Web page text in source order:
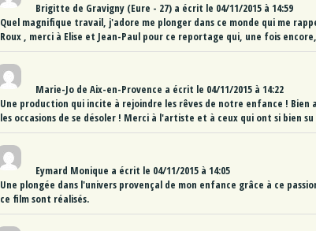
Brigitte de Gravigny (Eure - 27) a écrit le 04/11/2015 à 14:59
Quel magnifique travail, j'adore me plonger dans ce monde qui me
Roux , merci à Elise et Jean-Paul pour ce reportage qui, une fois
Marie-Jo de Aix-en-Provence a écrit le 04/11/2015 à 14:22
Une production qui incite à rejoindre les rêves de notre enfance !
les occasions de se désoler ! Merci à l'artiste et à ceux qui ont si bien
Eymard Monique a écrit le 04/11/2015 à 14:05
Une plongée dans l'univers provençal de mon enfance grâce à ce
ce film sont réalisés.